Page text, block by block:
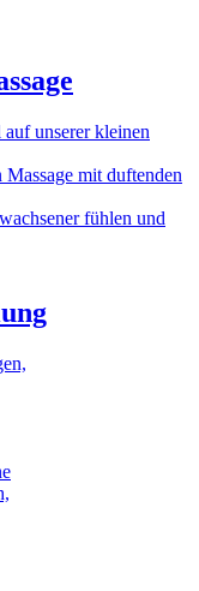
unserer kleinen
Massage mit duftenden
fühlen und